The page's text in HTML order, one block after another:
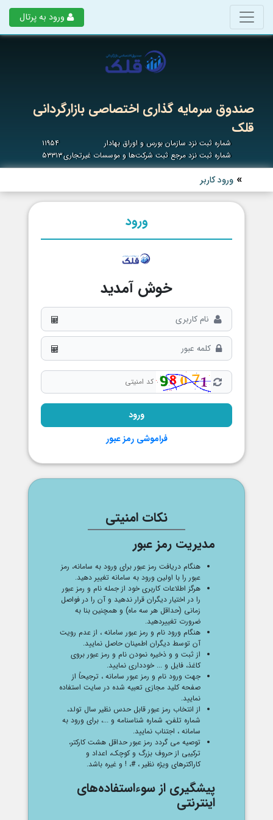
ورود به پرتال
صندوق سرمایه گذاری اختصاصی بازارگردانی
قلک
شماره ثبت نزد سازمان بورس و اوراق بهادار
۱۱۹۵۴
شماره ثبت نزد مرجع ثبت شرکت‌ها و موسسات غیرتجاری۵۳۳۱۳
ورود کاربر
ورود
خوش آمدید
فراموشی رمز عبور
نکات امنیتی
مدیریت رمز عبور
هنگام دریافت رمز عبور برای ورود به سامانه، رمز
عبور را با اولین ورود به سامانه تغییر دهید.
هرگز اطلاعات کاربری خود از جمله نام و رمز عبور
را در اختیار دیگران قرار ندهید و آن را در فواصل
زمانی (حداقل هر سه ماه) و همچنین بنا به
ضرورت تغییردهید.
هنگام ورود نام و رمز عبور سامانه ، از عدم رویت
آن توسط دیگران اطمینان حاصل نمایید.
از ثبت و و ذخیره نمودن نام و رمز عبور بروی
کاغذ، فایل و ... خودداری نمایید.
جهت ورود نام و رمز عبور سامانه ، ترجیحاً از
صفحه کلید مجازی تعبیه شده در سایت استفاده
نمایید.
از انتخاب رمز عبور قابل حدس نظیر سال تولد،
شماره تلفن، شماره شناسنامه و ...، برای ورود به
سامانه ، اجتناب نمایید.
توصیه می گردد رمز عبور حداقل هشت کارکتر،
ترکیبی از حروف بزرگ و کوچک، اعداد و
کاراکترهای ویژه نظیر ، #، ! و غیره باشد.
پیشگیری از سوء‌استفاده‌های
اینترنتی